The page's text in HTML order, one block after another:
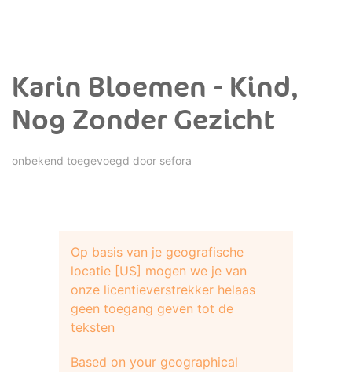
Karin Bloemen - Kind,
Nog Zonder Gezicht
onbekend toegevoegd door sefora
Op basis van je geografische
locatie [US] mogen we je van
onze licentieverstrekker helaas
geen toegang geven tot de
teksten
Based on your geographical